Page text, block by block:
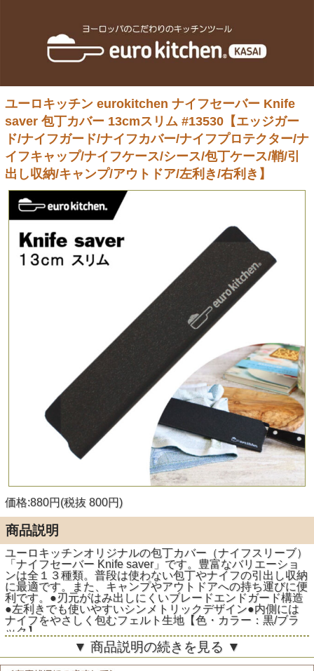
ユーロキッチン eurokitchen ナイフセーバー Knife
saver 包丁カバー 13cmスリム #13530【エッジガー
ド/ナイフガード/ナイフカバー/ナイフプロテクター/ナ
イフキャップ/ナイフケース/シース/包丁ケース/鞘/引
出し収納/キャンプ/アウトドア/左利き/右利き】
価格:880円(税抜 800円)
商品説明
ユーロキッチンオリジナルの包丁カバー（ナイフスリーブ）
「ナイフセーバー Knife saver」です。豊富なバリエーショ
ンは全１３種類。普段は使わない包丁やナイフの引出し収納
に最適です。また、キャンプやアウトドアへの持ち運びに便
利です。●刃元がはみ出しにくいブレードエンドガード構造
●左利きでも使いやすいシンメトリックデザイン●内側には
ナイフをやさしく包むフェルト生地【色・カラー：黒/ブラ
ック】
▼ 商品説明の続きを見る ▼